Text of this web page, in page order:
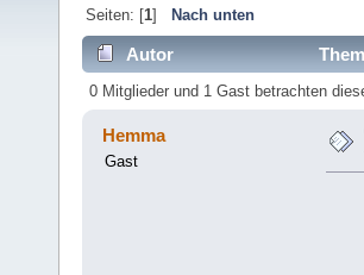
Seiten: [1] Nach unten
Autor
0 Mitglieder und 1 Gast betrachten
Hemma
Gast